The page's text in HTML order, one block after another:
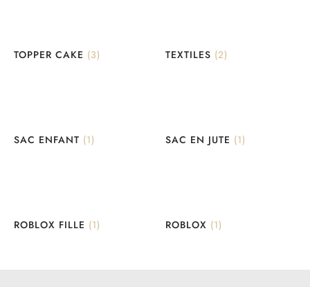
TOPPER CAKE (3) TEXTILES (2)
SAC ENFANT (1) SAC EN JUTE (1)
ROBLOX FILLE (1) ROBLOX (1)